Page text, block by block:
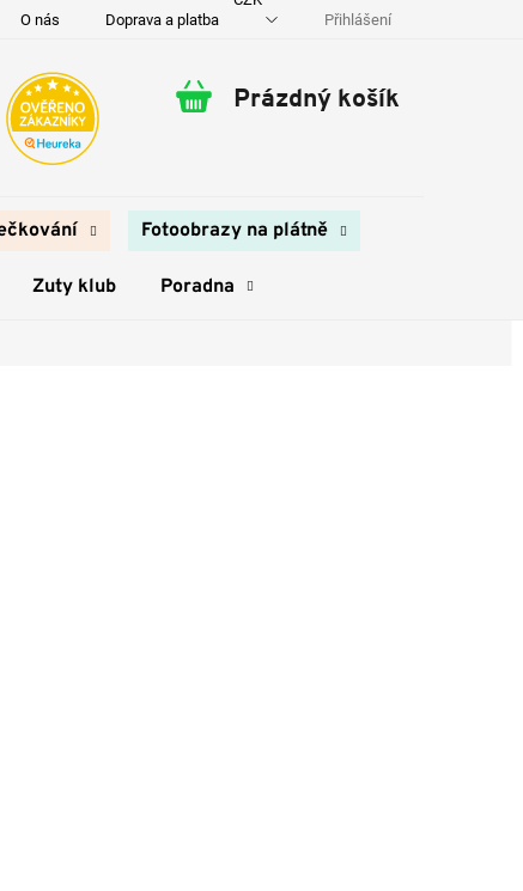
O nás Doprava a platba Kontakty Přihlášení
Nákupní
Prázdný košík
Fotoobrazy na plátně
Zuty klub Poradna